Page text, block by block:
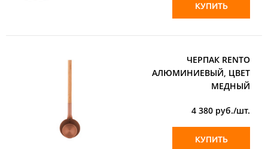
КУПИТЬ
ЧЕРПАК RENTO
АЛЮМИНИЕВЫЙ, ЦВЕТ
МЕДНЫЙ
4 380 руб./шт.
КУПИТЬ